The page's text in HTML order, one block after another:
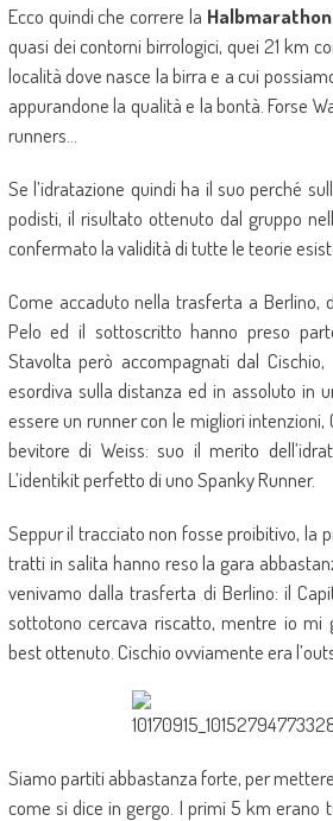
Ecco quindi che correre la
quasi dei contorni birrologici, quei 21 km
località dove nasce la birra e a cui
appurandone la qualità e la bontà. Forse
runners…
Se l’idratazione quindi ha il suo perché
podisti, il risultato ottenuto dal gruppo
confermato la validità di tutte le teorie
Come accaduto nella trasferta a Berlino,
Pelo ed il sottoscritto hanno preso
Stavolta però accompagnati dal Cischio,
esordiva sulla distanza ed in assoluto in
essere un runner con le migliori
bevitore di Weiss: suo il merito
L’identikit perfetto di uno Spanky Runner.
Seppur il tracciato non fosse proibitivo, la
tratti in salita hanno reso la gara
venivamo dalla trasferta di Berlino: il
sottotono cercava riscatto, mentre io mi
best ottenuto. Cischio ovviamente era
Siamo partiti abbastanza forte, per
come si dice in gergo. I primi 5 km erano